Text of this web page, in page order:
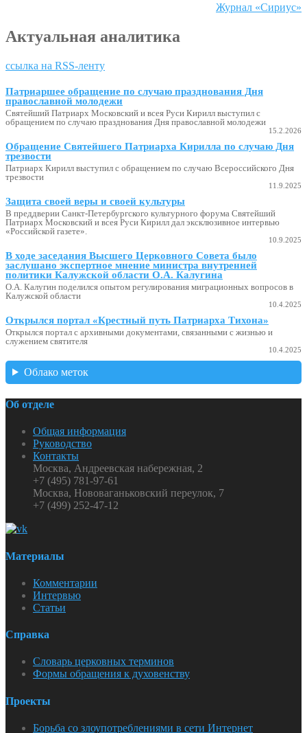
Журнал «Сириус»
Актуальная аналитика
ссылка на RSS-ленту
Патриаршее обращение по случаю празднования Дня
православной молодежи
Святейший Патриарх Московский и всея Руси Кирилл выступил с
обращением по случаю празднования Дня православной молодежи
15.2.2026
Обращение Святейшего Патриарха Кирилла по случаю Дня
трезвости
Патриарх Кирилл выступил с обращением по случаю Всероссийского Дня
трезвости
11.9.2025
Защита своей веры и своей культуры
В преддверии Санкт-Петербургского культурного форума Святейший
Патриарх Московский и всея Руси Кирилл дал эксклюзивное интервью
«Российской газете».
10.9.2025
В ходе заседания Высшего Церковного Совета было
заслушано экспертное мнение министра внутренней
политики Калужской области О.А. Калугина
О.А. Калугин поделился опытом регулирования миграционных вопросов в
Калужской области
10.4.2025
Открылся портал «Крестный путь Патриарха Тихона»
Открылся портал с архивными документами, связанными с жизнью и
служением святителя
10.4.2025
Облако меток
Об отделе
Общая информация
Руководство
Контакты
Москва, Андреевская набережная, 2
+7 (495) 781-97-61
Москва, Нововаганьковский переулок, 7
+7 (499) 252-47-12
Материалы
Комментарии
Интервью
Статьи
Справка
Словарь церковных терминов
Формы обращения к духовенству
Проекты
Борьба со злоупотреблениями в сети Интернет